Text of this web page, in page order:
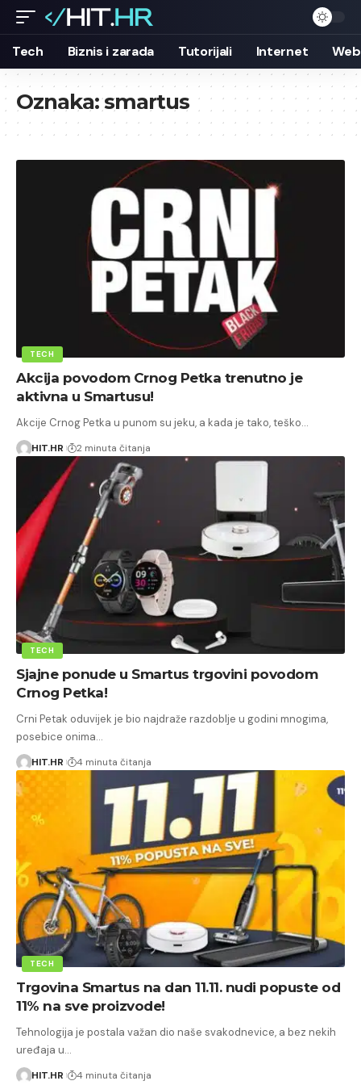
Tech Biznis i zarada Tutorijali Internet
Oznaka:smartus
TECH
Akcija povodom Crnog Petka trenutno je
aktivna u Smartusu!
Akcije Crnog Petka u punom su jeku, a kada je tako, teško…
HIT.HR 2 minuta čitanja
TECH
Sjajne ponude u Smartus trgovini povodom
Crnog Petka!
Crni Petak oduvijek je bio najdraže razdoblje u godini mnogima,
posebice onima…
HIT.HR 4 minuta čitanja
TECH
Trgovina Smartus na dan 11.11. nudi popuste od
11% na sve proizvode!
Tehnologija je postala važan dio naše svakodnevice, a bez nekih
uređaja u…
HIT.HR 4 minuta čitanja